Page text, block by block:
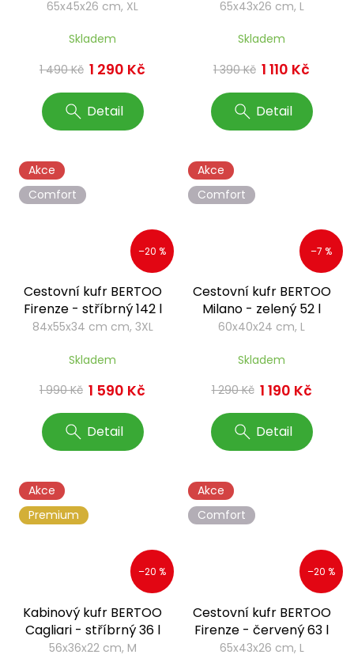
65x45x26 cm, XL
Skladem
1 490 Kč 1 290 Kč
Detail
65x43x26 cm, L
Skladem
1 390 Kč 1 110 Kč
Detail
Akce
Comfort
–20 %
Cestovní kufr BERTOO
Firenze - stříbrný 142 l
84x55x34 cm cm, 3XL
Skladem
1 990 Kč 1 590 Kč
Detail
Akce
Comfort
–7 %
Cestovní kufr BERTOO
Milano - zelený 52 l
60x40x24 cm, L
Skladem
1 290 Kč 1 190 Kč
Detail
Akce
Premium
–20 %
Kabinový kufr BERTOO
Cagliari - stříbrný 36 l
56x36x22 cm, M
Akce
Comfort
–20 %
Cestovní kufr BERTOO
Firenze - červený 63 l
65x43x26 cm, L